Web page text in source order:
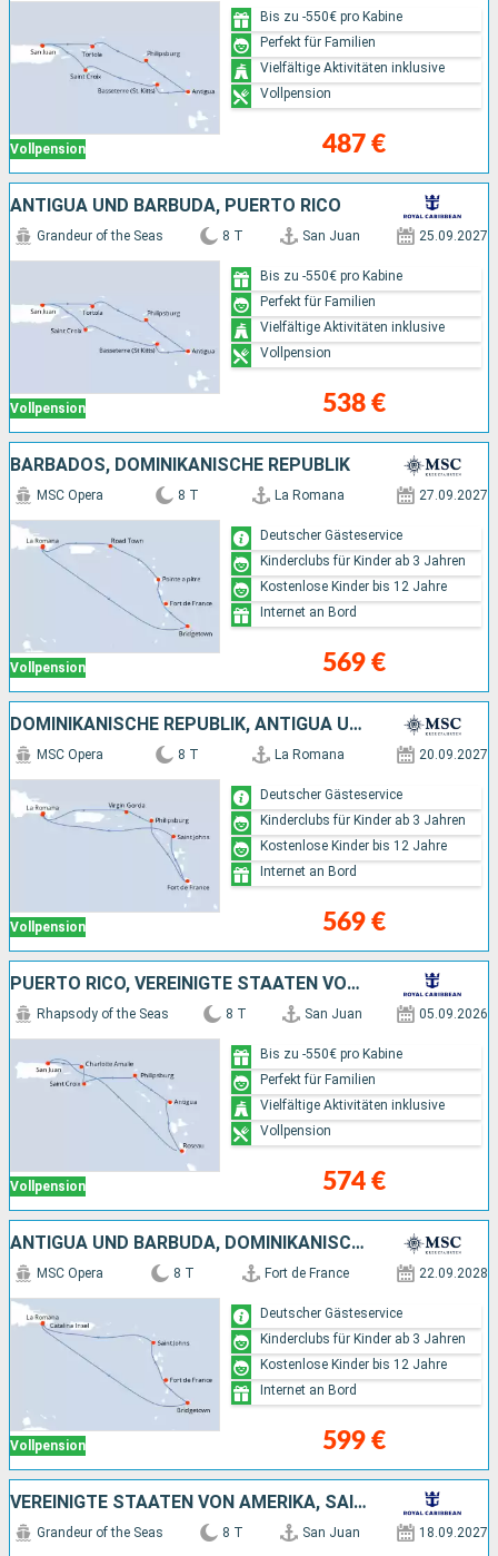
Vollpension 487 €
Bis zu -550€ pro Kabine
Perfekt für Familien
Vielfältige Aktivitäten inklusive
Vollpension
ANTIGUA UND BARBUDA, PUERTO RICO
Vollpension
Grandeur of the Seas 8 T San Juan 25.09.2027
538 €
Bis zu -550€ pro Kabine
Perfekt für Familien
Vielfältige Aktivitäten inklusive
Vollpension
BARBADOS, DOMINIKANISCHE REPUBLIK
Vollpension
MSC Opera 8 T La Romana 27.09.2027
569 €
Deutscher Gästeservice
Kinderclubs für Kinder ab 3 Jahren
Kostenlose Kinder bis 12 Jahre
Internet an Bord
DOMINIKANISCHE REPUBLIK, ANTIGUA UND BARBUDA
Vollpension
MSC Opera 8 T La Romana 20.09.2027
569 €
Deutscher Gästeservice
Kinderclubs für Kinder ab 3 Jahren
Kostenlose Kinder bis 12 Jahre
Internet an Bord
PUERTO RICO, VEREINIGTE STAATEN VON AMERIKA, ANTIGUA UND BARBUDA, DOMINICA
Vollpension
Rhapsody of the Seas 8 T San Juan 05.09.2026
574 €
Bis zu -550€ pro Kabine
Perfekt für Familien
Vielfältige Aktivitäten inklusive
Vollpension
ANTIGUA UND BARBUDA, DOMINIKANISCHE REPUBLIK, BARBADOS
Vollpension
MSC Opera 8 T Fort de France 22.09.2028
599 €
Deutscher Gästeservice
Kinderclubs für Kinder ab 3 Jahren
Kostenlose Kinder bis 12 Jahre
Internet an Bord
VEREINIGTE STAATEN VON AMERIKA, SAINT LUCIA, BARBADOS, PUERTO RICO
Grandeur of the Seas 8 T San Juan 18.09.2027